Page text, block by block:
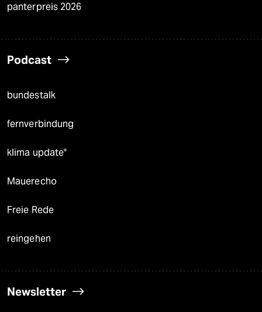
panterpreis 2026
Podcast
bundestalk
fernverbindung
klima update°
Mauerecho
Freie Rede
reingehen
Newsletter